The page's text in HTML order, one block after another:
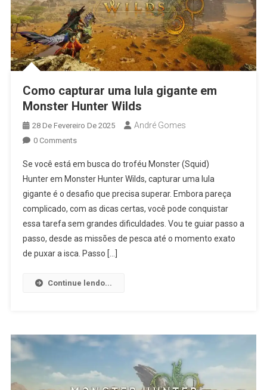
Como capturar uma lula gigante em
Monster Hunter Wilds
28 De Fevereiro De 2025 André Gomes
0 Comments
Se você está em busca do troféu Monster (Squid)
Hunter em Monster Hunter Wilds, capturar uma lula
gigante é o desafio que precisa superar. Embora pareça
complicado, com as dicas certas, você pode conquistar
essa tarefa sem grandes dificuldades. Vou te guiar passo a
passo, desde as missões de pesca até o momento exato
de puxar a isca. Passo […]
Continue lendo...